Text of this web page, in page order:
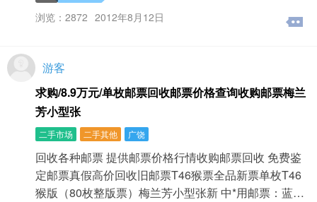
浏览：2872 2012年8月12日
游客
求购/8.9万元/单枚邮票回收邮票价格查询收购邮票梅兰
芳小型张
二手市场 二手其他 广饶
回收各种邮票 提供邮票价格行情收购邮票回收 免费鉴
定邮票真假高价回收旧邮票T46猴票全品新票单枚T46
猴版（80枚整版票）梅兰芳小型张新 中*用邮票：蓝…